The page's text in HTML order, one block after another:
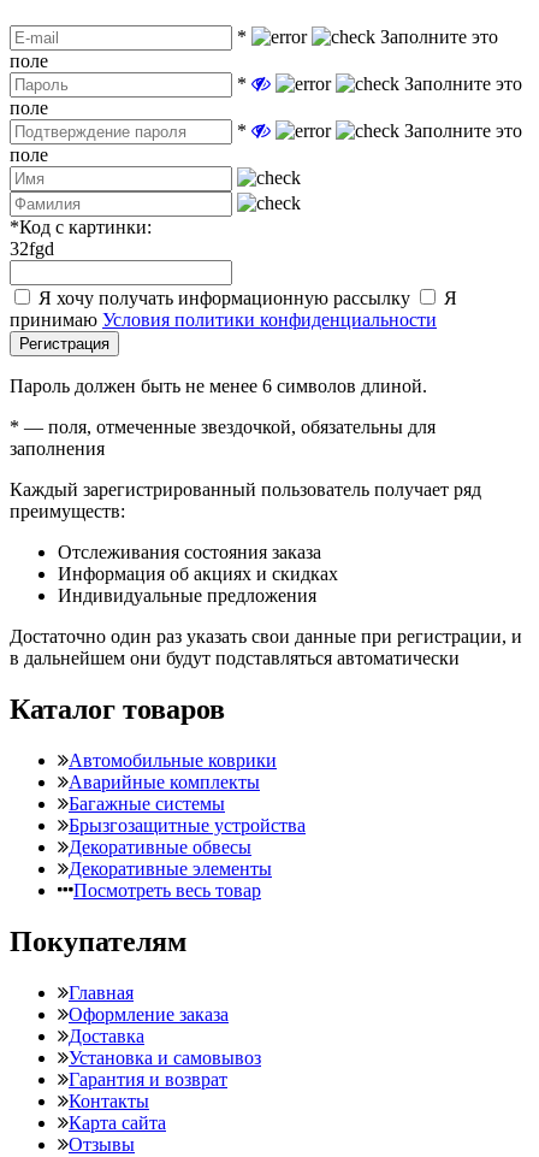
*
Заполните это
поле
*
Заполните это
поле
*
Заполните это
поле
*Код с картинки:
32fgd
Я хочу получать информационную рассылку
Я
принимаю Условия политики конфиденциальности
Регистрация
Пароль должен быть не менее 6 символов длиной.
* — поля, отмеченные звездочкой, обязательны для
заполнения
Каждый зарегистрированный пользователь получает ряд
преимуществ:
Отслеживания состояния заказа
Информация об акциях и скидках
Индивидуальные предложения
Достаточно один раз указать свои данные при регистрации, и
в дальнейшем они будут подставляться автоматически
Каталог товаров
Автомобильные коврики
Аварийные комплекты
Багажные системы
Брызгозащитные устройства
Декоративные обвесы
Декоративные элементы
Посмотреть весь товар
Покупателям
Главная
Оформление заказа
Доставка
Установка и самовывоз
Гарантия и возврат
Контакты
Карта сайта
Отзывы